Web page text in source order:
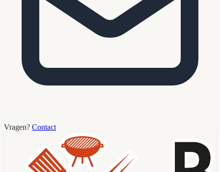
Vragen? Contact